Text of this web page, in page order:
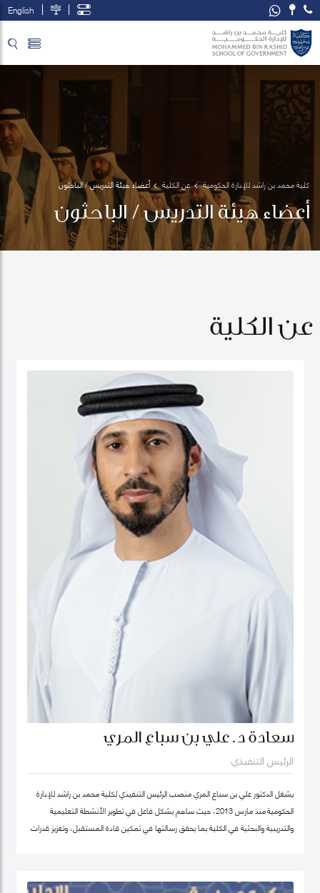
English
كلية محمد بن راشد للإدارة الحكومية عن الكلية أعضاء هيئة التدريس / الباحثون
أعضاء هيئة التدريس / الباحثون
عن الكلية
سعادة د. علي بن سباع المري
الرئيس التنفيذي
يشغل الدكتور علي بن سباع المري منصب الرئيس التنفيذي لكلية محمد بن راشد للإدارة
الحكومية منذ مارس 2013، حيث ساهم بشكل فاعل في تطوير الأنشطة التعليمية
والتدريبية والبحثية في الكلية بما يحقق رسالتها في تمكين قادة المستقبل، وتعزيز قدرات